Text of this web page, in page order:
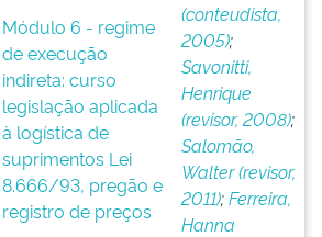
Módulo 6 - regime
de execução
indireta: curso
legislação aplicada
à logística de
suprimentos Lei
8.666/93, pregão e
registro de preços
(conteudista,
2005);
Savonitti,
Henrique
(revisor, 2008);
Salomão,
Walter (revisor,
2011);Ferreira,
Hanna